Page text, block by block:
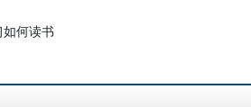
何读书